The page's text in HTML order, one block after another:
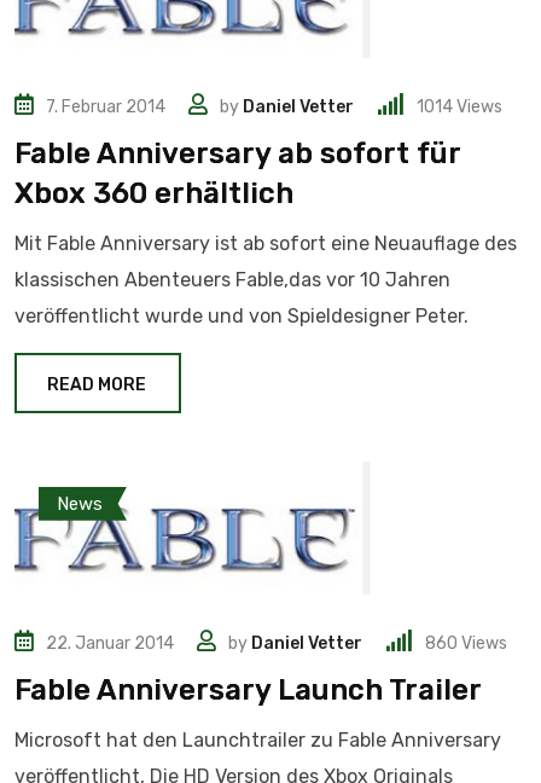
7. Februar 2014 by Daniel Vetter 1014Views
Fable Anniversary ab sofort für
Xbox 360 erhältlich
Mit Fable Anniversary ist ab sofort eine Neuauflage des
klassischen Abenteuers Fable,das vor 10 Jahren
veröffentlicht wurde und von Spieldesigner Peter.
READ MORE
News
22. Januar 2014 by Daniel Vetter 860 Views
Fable Anniversary Launch Trailer
Microsoft hat den Launchtrailer zu Fable Anniversary
veröffentlicht, Die HD Version des Xbox Originals